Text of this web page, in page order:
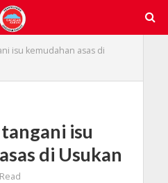
isu kemudahan asas di
isu
di Usukan